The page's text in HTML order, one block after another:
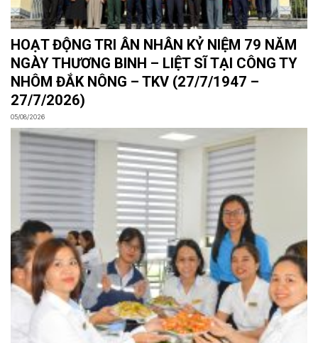
HOẠT ĐỘNG TRI ÂN NHÂN KỶ NIỆM 79 NĂM
NGÀY THƯƠNG BINH – LIỆT SĨ TẠI CÔNG TY
NHÔM ĐẮK NÔNG – TKV (27/7/1947 –
27/7/2026)
05/08/2026